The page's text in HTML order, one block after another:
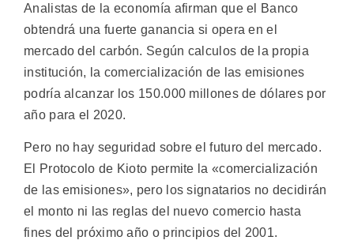
Analistas de la economía afirman que el Banco
obtendrá una fuerte ganancia si opera en el
mercado del carbón. Según calculos de la propia
institución, la comercialización de las emisiones
podría alcanzar los 150.000 millones de dólares por
año para el 2020.
Pero no hay seguridad sobre el futuro del mercado.
El Protocolo de Kioto permite la «comercialización
de las emisiones», pero los signatarios no decidirán
el monto ni las reglas del nuevo comercio hasta
fines del próximo año o principios del 2001.